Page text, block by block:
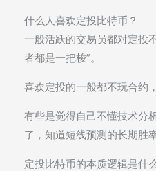
什么人喜欢定投比特币？
一般活跃的交易员都对定投
者都是一把梭”。
喜欢定投的一般都不玩合约
有些是觉得自己不懂技术分
了，知道短线预测的长期胜
定投比特币的本质逻辑是什